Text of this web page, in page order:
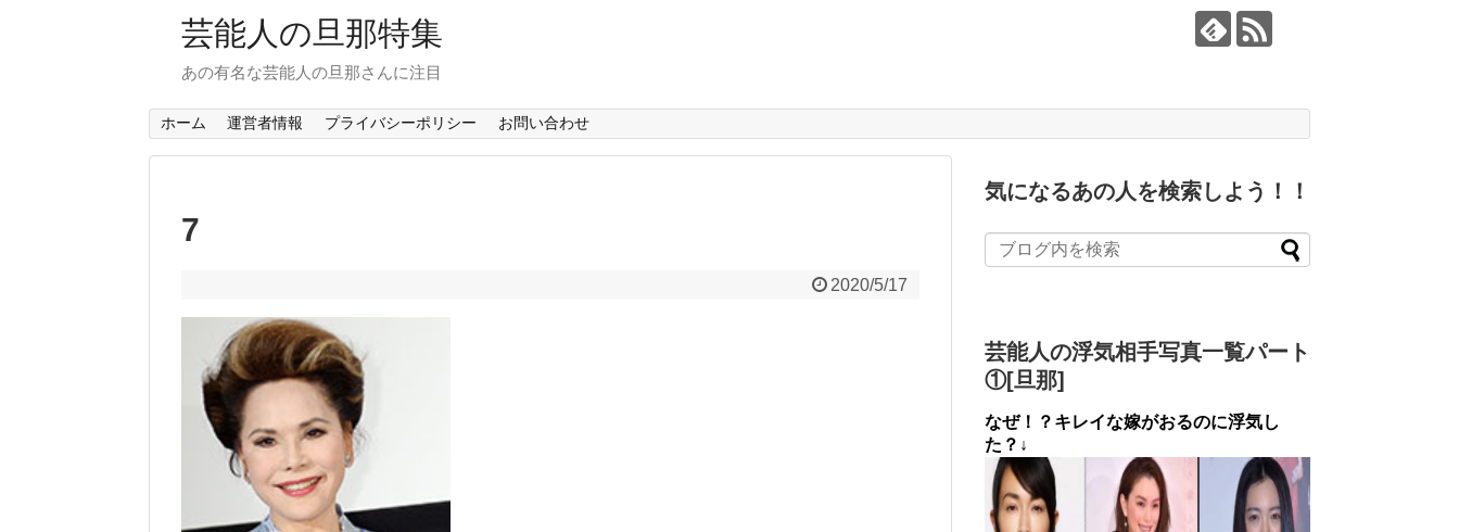
芸能人の旦那特集
あの有名な芸能人の旦那さんに注目
ホーム 運営者情報 プライバシーポリシー お問い合わせ
7
2020/5/17
気になるあの人を検索しよう！！
芸能人の浮気相手写真一覧パート
①[旦那]
なぜ！？キレイな嫁がおるのに浮気し
た？↓